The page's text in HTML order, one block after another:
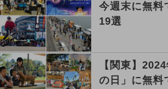
今週末に無料
19選
【関東】
の日」に無料